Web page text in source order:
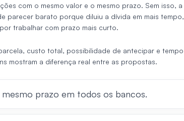
com o mesmo valor e o mesmo prazo. Sem isso, a
parecer barato porque diluiu a dívida em mais tempo,
trabalhar com prazo mais curto.
custo total, possibilidade de antecipar e tempo
mostram a diferença real entre as propostas.
prazo em todos os bancos.